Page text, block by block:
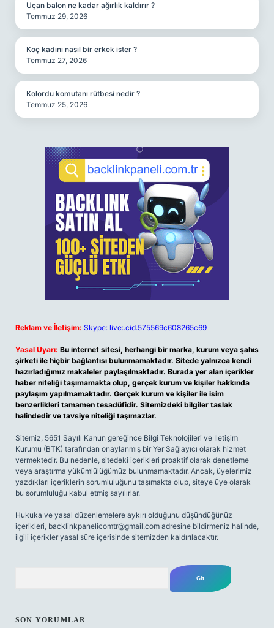
Uçan balon ne kadar ağırlık kaldırır ?
Temmuz 29, 2026
Koç kadını nasıl bir erkek ister ?
Temmuz 27, 2026
Kolordu komutanı rütbesi nedir ?
Temmuz 25, 2026
Reklam ve İletişim: Skype: live:.cid.575569c608265c69
Yasal Uyarı: Bu internet sitesi, herhangi bir marka, kurum veya şahıs
şirketi ile hiçbir bağlantısı bulunmamaktadır. Sitede yalnızca kendi
hazırladığımız makaleler paylaşılmaktadır. Burada yer alan içerikler
haber niteliği taşımamakta olup, gerçek kurum ve kişiler hakkında
paylaşım yapılmamaktadır. Gerçek kurum ve kişiler ile isim
benzerlikleri tamamen tesadüfidir. Sitemizdeki bilgiler taslak
halindedir ve tavsiye niteliği taşımazlar.
Sitemiz, 5651 Sayılı Kanun gereğince Bilgi Teknolojileri ve İletişim
Kurumu (BTK) tarafından onaylanmış bir Yer Sağlayıcı olarak hizmet
vermektedir. Bu nedenle, sitedeki içerikleri proaktif olarak denetleme
veya araştırma yükümlülüğümüz bulunmamaktadır. Ancak, üyelerimiz
yazdıkları içeriklerin sorumluluğunu taşımakta olup, siteye üye olarak
bu sorumluluğu kabul etmiş sayılırlar.
Hukuka ve yasal düzenlemelere aykırı olduğunu düşündüğünüz
içerikleri, backlinkpanelicomtr@gmail.com adresine bildirmeniz halinde,
ilgili içerikler yasal süre içerisinde sitemizden kaldırılacaktır.
SON YORUMLAR